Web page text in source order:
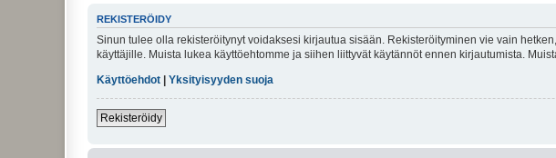
REKISTERÖIDY
Sinun tulee olla rekisteröitynyt voidaksesi kirjautua sisään. Rekisteröityminen vie vain
käyttäjille. Muista lukea käyttöehtomme ja siihen liittyvät käytännöt ennen kirjautumista.
Käyttöehdot
Yksityisyyden suoja
Rekisteröidy